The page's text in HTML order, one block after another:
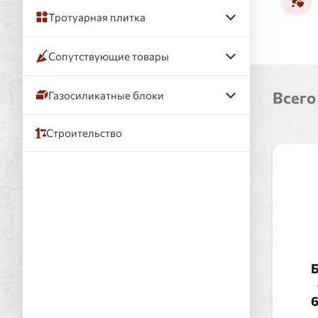
Тротуарная плитка
Сопутствующие товары
Газосиликатные блоки
Строительство